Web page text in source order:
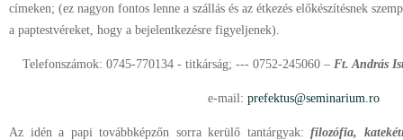
címeken; (ez nagyon fontos lenne a szállás és az étkezés előkészítésnek
a paptestvéreket, hogy a bejelentkezésre figyeljenek).
Telefonszámok: 0745-770134 - titkárság; --- 0752-245060 – Ft. András
e-mail: prefektus@seminarium.ro
Az idén a papi továbbképzőn sorra kerülő tantárgyak:filozófia,